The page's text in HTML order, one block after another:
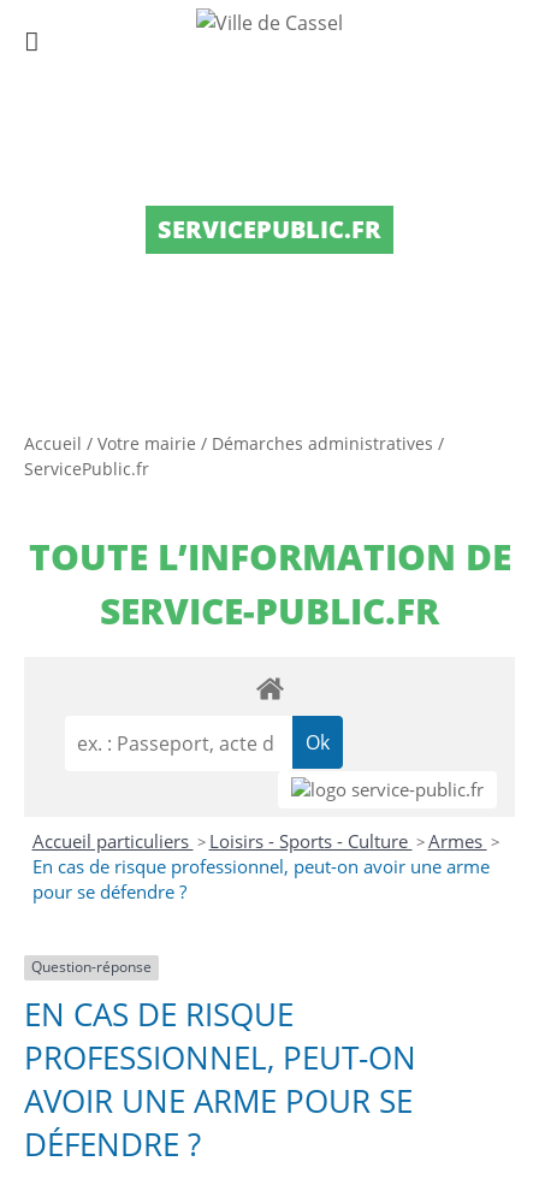
SERVICEPUBLIC.FR
Accueil / Votre mairie / Démarches administratives /
ServicePublic.fr
TOUTE L’INFORMATION DE
SERVICE-PUBLIC.FR
Accueil particuliers > Loisirs - Sports - Culture >Armes >
En cas de risque professionnel, peut-on avoir une arme
pour se défendre ?
Question-réponse
EN CAS DE RISQUE
PROFESSIONNEL, PEUT-ON
AVOIR UNE ARME POUR SE
DÉFENDRE ?